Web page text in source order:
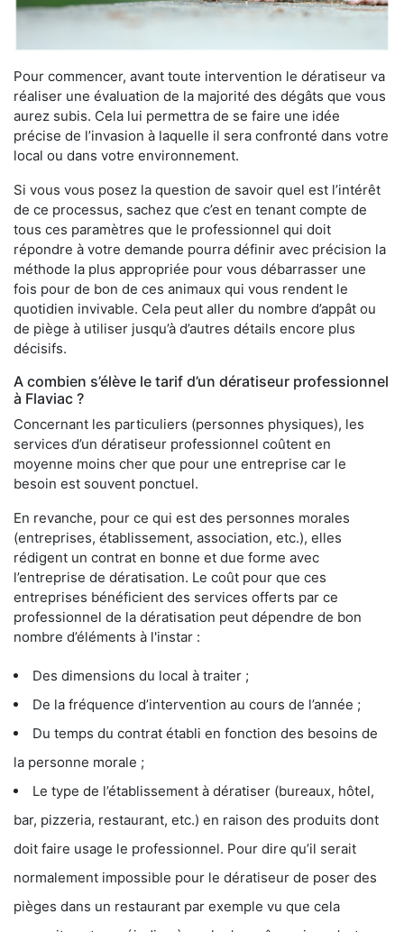
Pour commencer, avant toute intervention le dératiseur va
réaliser une évaluation de la majorité des dégâts que vous
aurez subis. Cela lui permettra de se faire une idée
précise de l’invasion à laquelle il sera confronté dans votre
local ou dans votre environnement.
Si vous vous posez la question de savoir quel est l’intérêt
de ce processus, sachez que c’est en tenant compte de
tous ces paramètres que le professionnel qui doit
répondre à votre demande pourra définir avec précision la
méthode la plus appropriée pour vous débarrasser une
fois pour de bon de ces animaux qui vous rendent le
quotidien invivable. Cela peut aller du nombre d’appât ou
de piège à utiliser jusqu’à d’autres détails encore plus
décisifs.
A combien s’élève le tarif d’un dératiseur professionnel
à Flaviac ?
Concernant les particuliers (personnes physiques), les
services d’un dératiseur professionnel coûtent en
moyenne moins cher que pour une entreprise car le
besoin est souvent ponctuel.
En revanche, pour ce qui est des personnes morales
(entreprises, établissement, association, etc.), elles
rédigent un contrat en bonne et due forme avec
l’entreprise de dératisation. Le coût pour que ces
entreprises bénéficient des services offerts par ce
professionnel de la dératisation peut dépendre de bon
nombre d’éléments à l'instar :
Des dimensions du local à traiter ;
De la fréquence d’intervention au cours de l’année ;
Du temps du contrat établi en fonction des besoins de
la personne morale ;
Le type de l’établissement à dératiser (bureaux, hôtel,
bar, pizzeria, restaurant, etc.) en raison des produits dont
doit faire usage le professionnel. Pour dire qu’il serait
normalement impossible pour le dératiseur de poser des
pièges dans un restaurant par exemple vu que cela